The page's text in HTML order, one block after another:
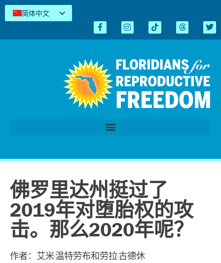
简体中文
Español
佛罗里达州挺过了
2019年对堕胎权的攻
击。那么2020年呢？
作者：艾米·温特劳布和劳拉·古德休